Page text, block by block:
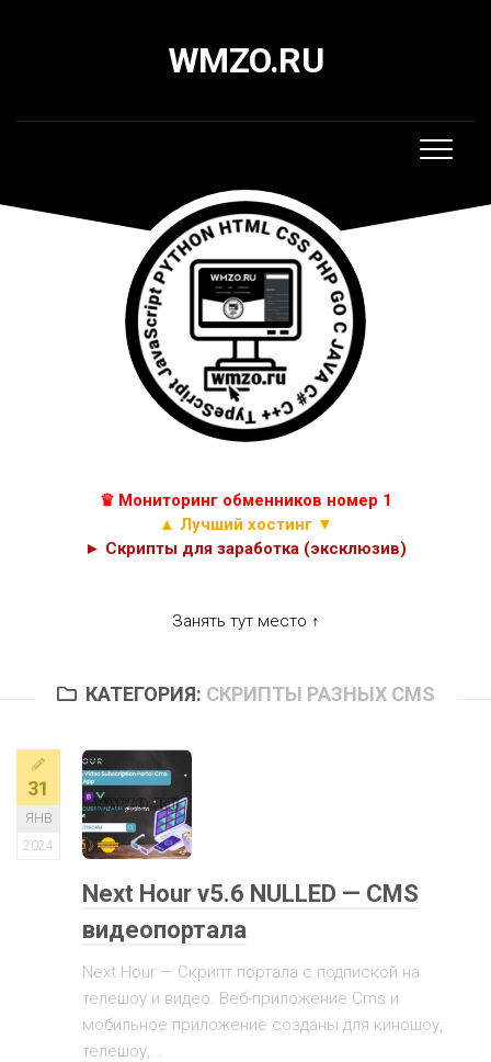
WMZO.RU
♛ Мониторинг обменников номер 1
▲ Лучший хостинг ▼
► Скрипты для заработка (эксклюзив)
Занять тут место ↑
КАТЕГОРИЯ: СКРИПТЫ РАЗНЫХ CMS
31
ЯНВ
2024
Next Hour v5.6 NULLED — CMS
видеопортала
Next Hour — Скрипт портала с подпиской на
телешоу и видео. Веб-приложение Cms и
мобильное приложение созданы для киношоу,
телешоу,...